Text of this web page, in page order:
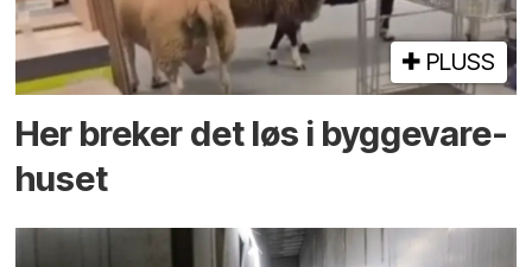
PLUSS
Her breker det løs i bygge­vare­
huset